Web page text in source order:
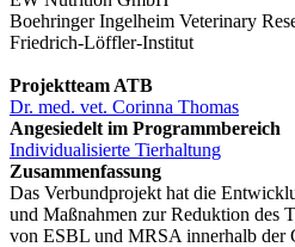
Boehringer Ingelheim Veterinary
Friedrich-Löffler-Institut
Projektteam ATB
Dr. med. vet. Corinna Thomas
Angesiedelt im Programmbereich
Individualisierte Tierhaltung
Zusammenfassung
Das Verbundprojekt hat die
und Maßnahmen zur Reduktion des
von ESBL und MRSA innerhalb der